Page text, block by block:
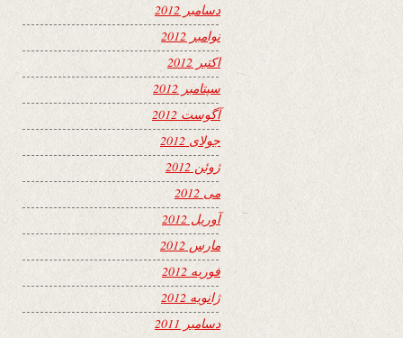
دسامبر 2012
نوامبر 2012
اکتبر 2012
سپتامبر 2012
آگوست 2012
جولای 2012
ژوئن 2012
می 2012
آوریل 2012
مارس 2012
فوریه 2012
ژانویه 2012
دسامبر 2011